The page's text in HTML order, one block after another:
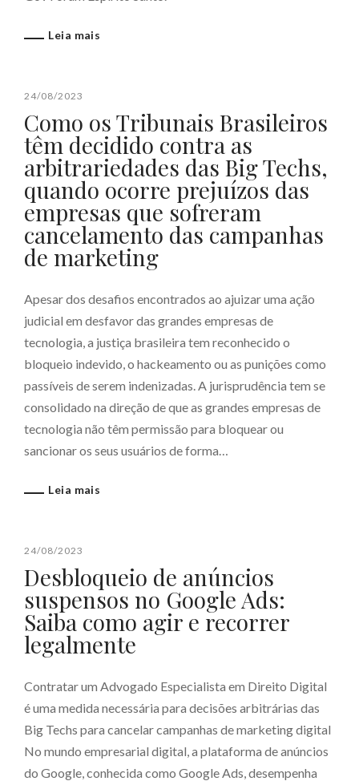
Leia mais
24/08/2023
Como os Tribunais Brasileiros
têm decidido contra as
arbitrariedades das Big Techs,
quando ocorre prejuízos das
empresas que sofreram
cancelamento das campanhas
de marketing
Apesar dos desafios encontrados ao ajuizar uma ação
judicial em desfavor das grandes empresas de
tecnologia, a justiça brasileira tem reconhecido o
bloqueio indevido, o hackeamento ou as punições como
passíveis de serem indenizadas. A jurisprudência tem se
consolidado na direção de que as grandes empresas de
tecnologia não têm permissão para bloquear ou
sancionar os seus usuários de forma…
Leia mais
24/08/2023
Desbloqueio de anúncios
suspensos no Google Ads:
Saiba como agir e recorrer
legalmente
Contratar um Advogado Especialista em Direito Digital
é uma medida necessária para decisões arbitrárias das
Big Techs para cancelar campanhas de marketing digital
No mundo empresarial digital, a plataforma de anúncios
do Google, conhecida como Google Ads, desempenha